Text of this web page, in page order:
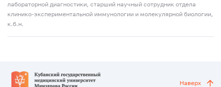
лабораторной диагностики, старший научный сотрудник отдела
клинико-экспериментальной иммунологии и молекулярной биологии,
к.б.н.
Наверх